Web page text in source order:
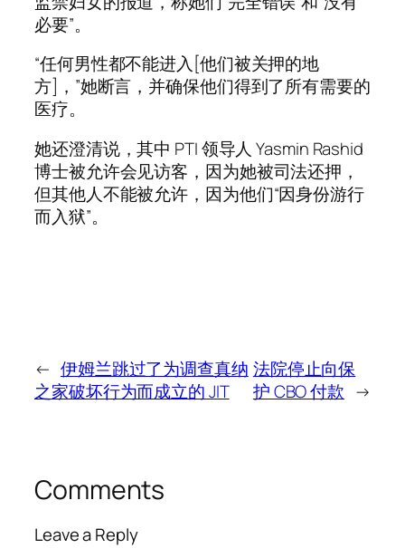
必要”。
“任何男性都不能进入[他们被关押的地
方]，”她断言，并确保他们得到了所有需要的
医疗。
她还澄清说，其中 PTI 领导人 Yasmin Rashid
博士被允许会见访客，因为她被司法还押，
但其他人不能被允许，因为他们“因身份游行
而入狱”。
← 伊姆兰跳过了为调查真纳
之家破坏行为而成立的 JIT
法院停止向保
护 CBO 付款 →
Comments
Leave a Reply